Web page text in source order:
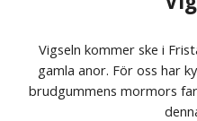
Vigseln kommer ske i
gamla anor. För oss har
brudgummens mormors